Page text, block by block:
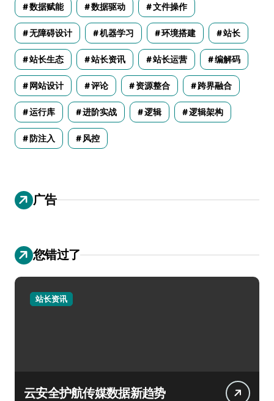
数据赋能 数据驱动 文件操作
无障碍设计 机器学习 环境搭建 站长
站长生态 站长资讯 站长运营 编解码
网站设计 评论 资源整合 跨界融合
运行库 进阶实战 逻辑 逻辑架构
防注入 风控
广告
您错过了
站长资讯
云安全护航传媒数据新趋势